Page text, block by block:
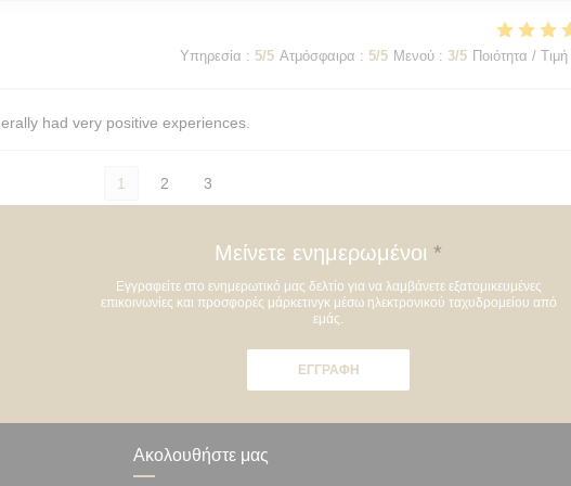
Υπηρεσία : 5/5 Ατμόσφαιρα : 5/5 Μενού : 3/5 Ποιότητα / Τιμή
had very positive experiences.
1 2 3
Μείνετε ενημερωμένοι *
Εγγραφείτε στο ενημερωτικό μας δελτίο για να λαμβάνετε εξατομικευμένες
επικοινωνίες και προσφορές μάρκετινγκ μέσω ηλεκτρονικού ταχυδρομείου από
εμάς.
ΕΓΓΡΑΦΉ
Ακολουθήστε μας